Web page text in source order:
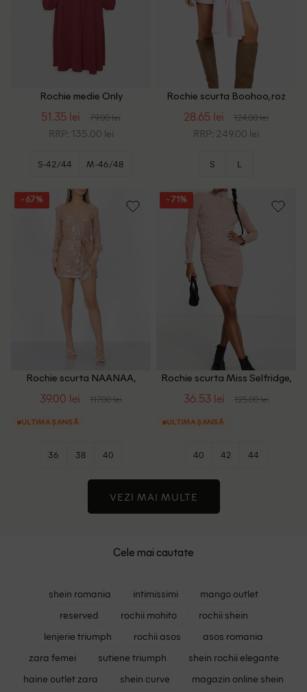
Rochie medie Only
51.35 lei 79.00 lei
RRP: 135.00 lei
S-42/44 M-46/48
L-50/52
Rochie scurta Boohoo, roz
28.65 lei 124.00 lei
RRP: 249.00 lei
S L
- 67%
Rochie scurta NAANAA,
39.00 lei 117.00 lei
ULTIMA ȘANSĂ
36 38 40
- 71%
Rochie scurta Miss Selfridge,
36.53 lei 125.00 lei
ULTIMA ȘANSĂ
40 42 44
VEZI MAI MULTE
Cele mai cautate
shein romania intimissimi
mango outlet
reserved
rochii mohito
rochii shein
lenjerie triumph
rochii asos
asos romania
zara femei
sutiene triumph
shein rochii elegante
haine outlet zara
shein curve
magazin online shein